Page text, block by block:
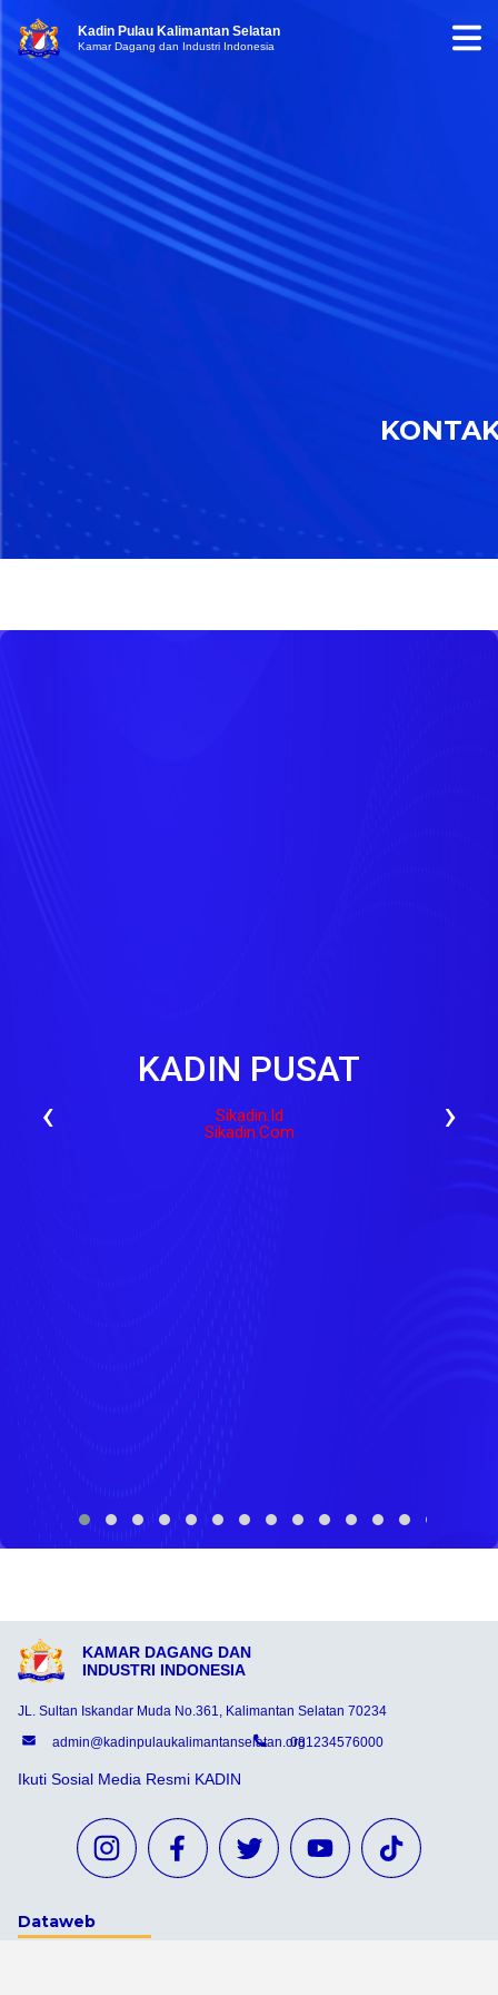
Kadin Pulau Kalimantan Selatan
Kamar Dagang dan Industri Indonesia
KADIN PUSAT
Sikadin.id
Sikadin.com
‹ ›
KAMAR DAGANG DAN
INDUSTRI INDONESIA
JL. Sultan Iskandar Muda No.361, Kalimantan Selatan 70234
admin@kadinpulaukalimantanselatan.org081234576000
Ikuti Sosial Media Resmi KADIN
Dataweb